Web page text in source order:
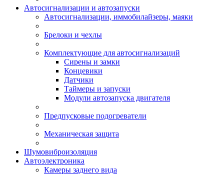
Автосигнализации и автозапуски
Автосигнализации, иммобилайзеры, маяки
Брелоки и чехлы
Комплектующие для автосигнализаций
Сирены и замки
Концевики
Датчики
Таймеры и запуски
Модули автозапуска двигателя
Предпусковые подогреватели
Механическая защита
Шумовиброизоляция
Автоэлектроника
Камеры заднего вида